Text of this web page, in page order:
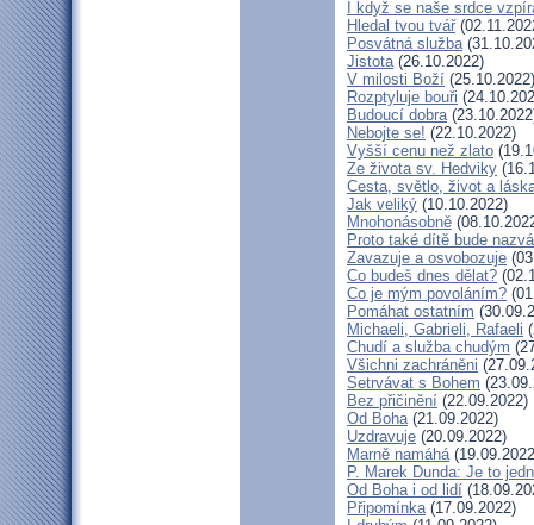
I když se naše srdce
Hledal tvou tvář
Posvátná služba
Jistota(26.10.2022)
V milosti Boží (25.10.2022)
Rozptyluje bouři
Budoucí dobra
Nebojte se! (22.10.2022)
Vyšší cenu než zlato
Ze života sv. Hedviky
Cesta, světlo, život a
Jak veliký (10.10.2022)
Mnohonásobně
Proto také dítě bude
Zavazuje a osvobozuje
Co budeš dnes dělat?
Co je mým povoláním?
Pomáhat ostatním
Michaeli, Gabrieli, Rafaeli
Chudí a služba chudým
Všichni zachráněni
Setrvávat s Bohem
Bez přičinění (22.09.2022)
Od Boha(21.09.2022)
Uzdravuje (20.09.2022)
Marně namáhá
P. Marek Dunda: Je to
Od Boha i od lidí
Připomínka(17.09.2022)